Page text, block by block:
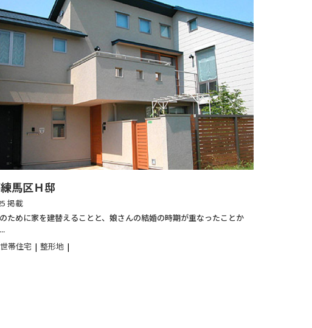
馬区Ｈ邸
掲載
ために家を建替えることと、娘さんの結婚の時期が重なったことか
帯住宅 整形地